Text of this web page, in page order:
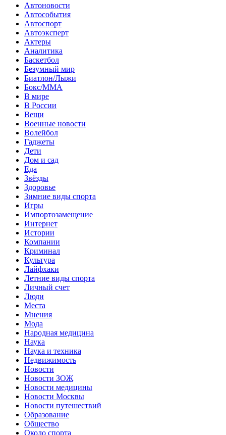
Автоновости
Автособытия
Автоспорт
Автоэксперт
Актеры
Аналитика
Баскетбол
Безумный мир
Биатлон/Лыжи
Бокс/MMA
В мире
В России
Вещи
Военные новости
Волейбол
Гаджеты
Дети
Дом и сад
Еда
Звёзды
Здоровье
Зимние виды спорта
Игры
Импортозамещение
Интернет
Истории
Компании
Криминал
Культура
Лайфхаки
Летние виды спорта
Личный счет
Люди
Места
Мнения
Мода
Народная медицина
Наука
Наука и техника
Недвижимость
Новости
Новости ЗОЖ
Новости медицины
Новости Москвы
Новости путешествий
Образование
Общество
Около спорта